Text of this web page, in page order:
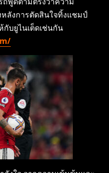
หลังการตัดสินใจทิ้งแชมป์
กับยูไนเต็ดเช่นกัน